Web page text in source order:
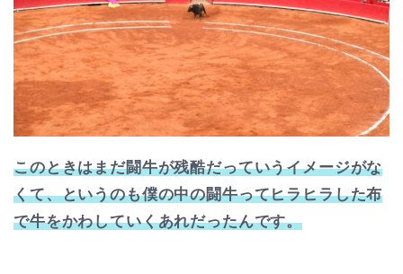
このときはまだ闘牛が残酷だっていうイメージがな
くて、というのも僕の中の闘牛ってヒラヒラした布
で牛をかわしていくあれだったんです。